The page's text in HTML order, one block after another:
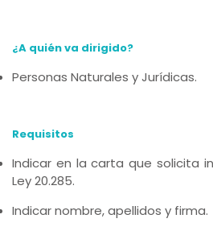
¿A quién va dirigido?
Personas Naturales y Jurídicas.
Requisitos
Indicar en la carta que solicita
Ley 20.285.
Indicar nombre, apellidos y firma.